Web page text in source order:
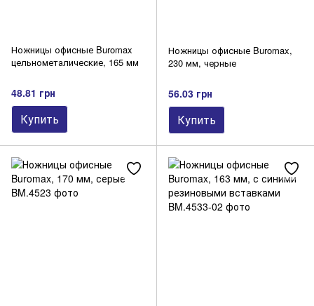
Ножницы офисные Buromax
цельнометалические, 165 мм
48.81 грн
Купить
Ножницы офисные Buromax,
230 мм, черные
56.03 грн
Купить